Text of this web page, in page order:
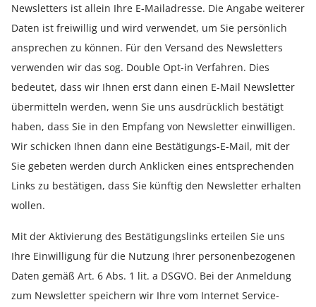
Newsletters ist allein Ihre E-Mailadresse. Die Angabe weiterer
Daten ist freiwillig und wird verwendet, um Sie persönlich
ansprechen zu können. Für den Versand des Newsletters
verwenden wir das sog. Double Opt-in Verfahren. Dies
bedeutet, dass wir Ihnen erst dann einen E-Mail Newsletter
übermitteln werden, wenn Sie uns ausdrücklich bestätigt
haben, dass Sie in den Empfang von Newsletter einwilligen.
Wir schicken Ihnen dann eine Bestätigungs-E-Mail, mit der
Sie gebeten werden durch Anklicken eines entsprechenden
Links zu bestätigen, dass Sie künftig den Newsletter erhalten
wollen.
Mit der Aktivierung des Bestätigungslinks erteilen Sie uns
Ihre Einwilligung für die Nutzung Ihrer personenbezogenen
Daten gemäß Art. 6 Abs. 1 lit. a DSGVO. Bei der Anmeldung
zum Newsletter speichern wir Ihre vom Internet Service-